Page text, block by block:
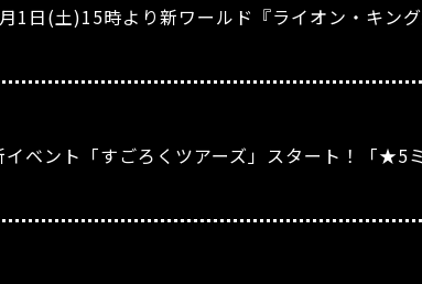
1日(土)15時より新ワールド『ライオン・キン
イベント「すごろくツアーズ」スタート！「